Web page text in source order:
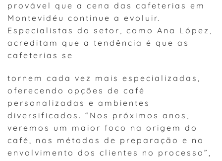
provável que a cena das cafeterias em
Montevidéu continue a evoluir.
Especialistas do setor, como Ana López,
acreditam que a tendência é que as
cafeterias se
tornem cada vez mais especializadas,
oferecendo opções de café
personalizadas e ambientes
diversificados. “Nos próximos anos,
veremos um maior foco na origem do
café, nos métodos de preparação e no
envolvimento dos clientes no processo”,